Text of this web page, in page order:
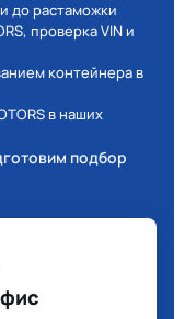
до растаможки
проверка VIN и
контейнера в
в наших
подбор